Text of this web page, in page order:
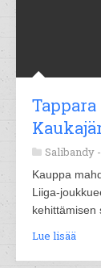
Salibandy -
Kauppa
Liiga-
kehittämisen
Lue lisää